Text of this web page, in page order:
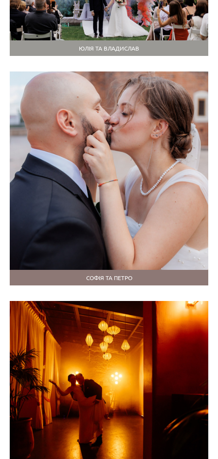
ЮЛІЯ ТА ВЛАДИСЛАВ
СОФІЯ ТА ПЕТРО